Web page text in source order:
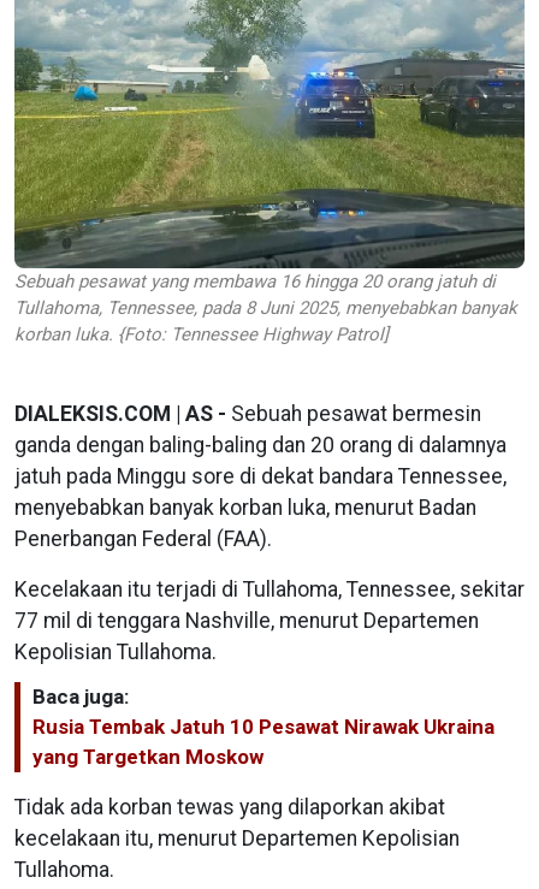
Sebuah pesawat yang membawa 16 hingga 20 orang jatuh di
Tullahoma, Tennessee, pada 8 Juni 2025, menyebabkan banyak
korban luka. {Foto: Tennessee Highway Patrol]
DIALEKSIS.COM | AS - Sebuah pesawat bermesin
ganda dengan baling-baling dan 20 orang di dalamnya
jatuh pada Minggu sore di dekat bandara Tennessee,
menyebabkan banyak korban luka, menurut Badan
Penerbangan Federal (FAA).
Kecelakaan itu terjadi di Tullahoma, Tennessee, sekitar
77 mil di tenggara Nashville, menurut Departemen
Kepolisian Tullahoma.
Baca juga:
Rusia Tembak Jatuh 10 Pesawat Nirawak Ukraina
yang Targetkan Moskow
Tidak ada korban tewas yang dilaporkan akibat
kecelakaan itu, menurut Departemen Kepolisian
Tullahoma.